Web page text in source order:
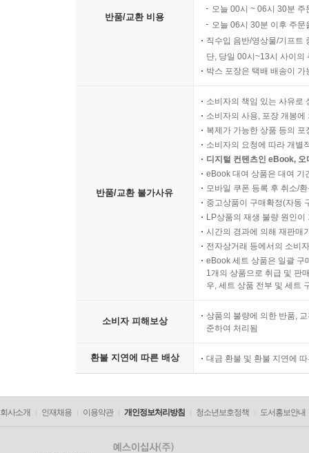
반품/교환 비용
오늘 00시 ~ 06시 30분
오늘 06시 30분 이후 주
직수입 음반/영상물/기프트
단, 당일 00시~13시 사이의
박스 포장은 택배 배송이
반품/교환 불가사유
소비자의 책임 있는 사유로
소비자의 사용, 포장 개봉
복제가 가능한 상품 등의
소비자의 요청에 따라 개별
디지털 컨텐츠인 eBook,
eBook 대여 상품은 대여 기
모바일 쿠폰 등록 후 취소/
중고상품이 구매확정(자동
LP상품의 재생 불량 원인
시간의 경과에 의해 재판매
전자상거래 등에서의 소비
eBook 세트 상품은 일괄 구
1개의 상품으로 취급 및 판
우, 세트 상품 전부 및 세트
소비자 피해보상
상품의 불량에 의한 반품,
준하여 처리됨
환불 지연에 따른 배상 대금 환불 및 환불 지연에
회사소개 인재채용 이용약관 개인정보처리방침 청소년보호정책 도서홍보안내